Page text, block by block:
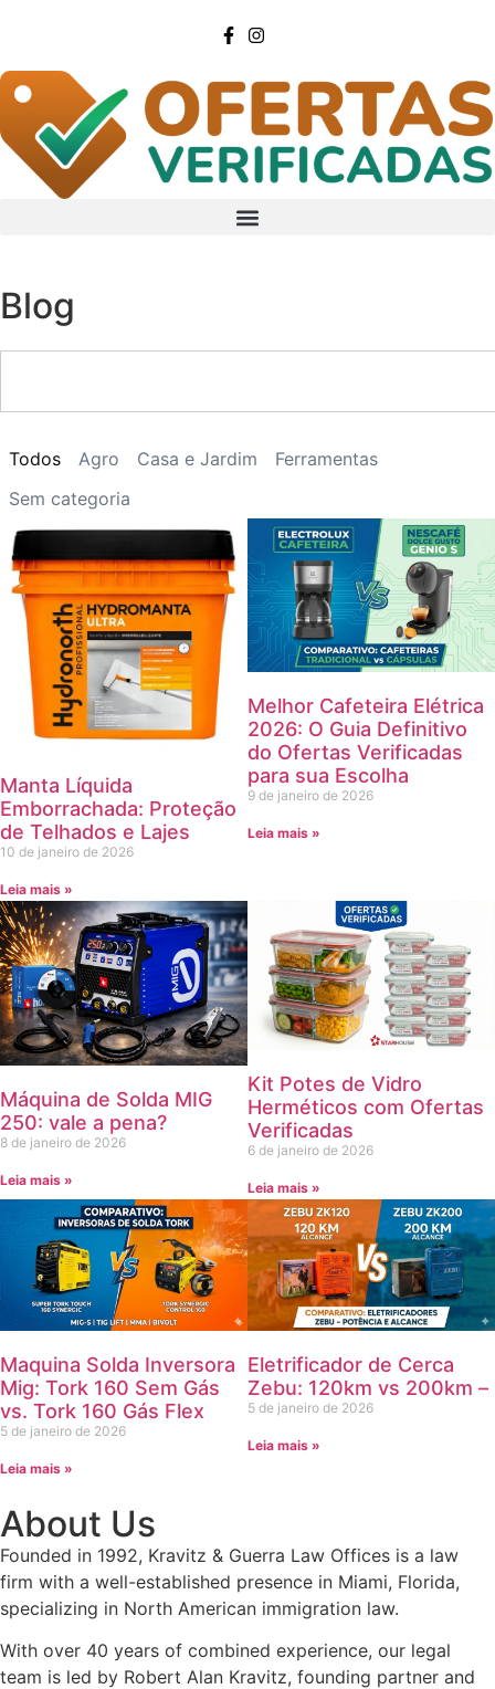
Blog
Agro Casa e Jardim
Ferramentas
Sem categoria
Todos
Manta Líquida
Emborrachada: Proteção
de Telhados e Lajes
10 de janeiro de 2026
Leia mais »
Melhor Cafeteira Elétrica
2026: O Guia Definitivo
do Ofertas Verificadas
para sua Escolha
9 de janeiro de 2026
Leia mais »
Máquina de Solda MIG
250: vale a pena?
8 de janeiro de 2026
Leia mais »
Kit Potes de Vidro
Herméticos com Ofertas
Verificadas
6 de janeiro de 2026
Leia mais »
Maquina Solda Inversora
Mig: Tork 160 Sem Gás
vs. Tork 160 Gás Flex
5 de janeiro de 2026
Leia mais »
Eletrificador de Cerca
Zebu: 120km vs 200km –
5 de janeiro de 2026
Leia mais »
About Us
Founded in 1992, Kravitz & Guerra Law Offices is a law
firm with a well-established presence in Miami, Florida,
specializing in North American immigration law.
With over 40 years of combined experience, our legal
team is led by Robert Alan Kravitz, founding partner and